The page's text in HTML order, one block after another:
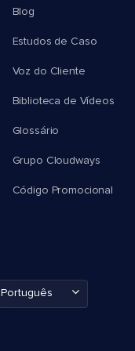
Blog
Estudos de Caso
Voz do Cliente
Biblioteca de Vídeos
Glossário
Grupo Cloudways
Código Promocional
Português